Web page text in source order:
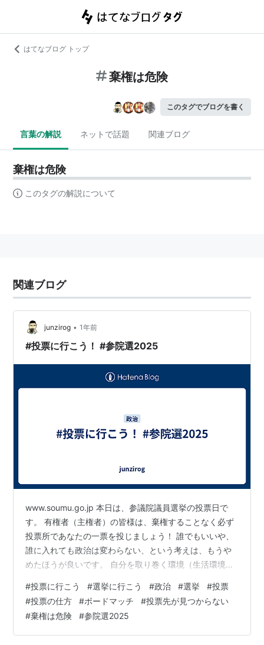
はてなブログ トップ
棄権は危険
このタグでブログを書く
言葉の解説 ネットで話題 関連ブログ
棄権は危険
このタグの解説について
関連ブログ
junzirog • 1年前
#投票に行こう！ #参院選2025
www.soumu.go.jp 本日は、参議院議員選挙の投票日で
す。 有権者（主権者）の皆様は、棄権することなく必ず
投票所であなたの一票を投じましょう！ 誰でもいいや、
誰に入れても政治は変わらない、という考えは、もうや
めたほうが良いです。 自分を取り巻く環境（生活環境、
考え、判断し、少しでもご自身の考えに近い立候補者、
政党を選び、投票しましょう。 誰に、どの政党に投票す
れば良いか？わからない時は、下記のようなものを利用
し参考にするのも良いかもしれません。（あくまでも参
#投票に行こう #選挙に行こう #政治 #選挙 #投票
#投票の仕方 #ボードマッチ #投票先が見つからない
#棄権は危険 #参院選2025